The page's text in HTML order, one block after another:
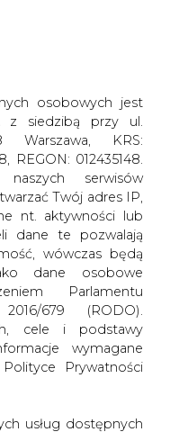
A A
SIĘ
osobowych jest
z siedzibą przy ul.
Warszawa, KRS:
REGON: 012435148.
serwisów
Twój adres IP,
nt. aktywności lub
dane te pozwalają
wówczas będą
dane osobowe
Parlamentu
679 (RODO).
cele i podstawy
wymagane
Prywatności
usług dostępnych